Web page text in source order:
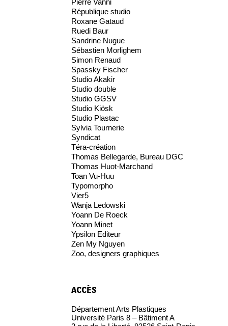
Pierre Vanni
République studio
Roxane Gataud
Ruedi Baur
Sandrine Nugue
Sébastien Morlighem
Simon Renaud
Spassky Fischer
Studio Akakir
Studio double
Studio GGSV
Studio Kiösk
Studio Plastac
Sylvia Tournerie
Syndicat
Téra-création
Thomas Bellegarde, Bureau DGC
Thomas Huot-Marchand
Toan Vu-Huu
Typomorpho
Vier5
Wanja Ledowski
Yoann De Roeck
Yoann Minet
Ypsilon Editeur
Zen My Nguyen
Zoo, designers graphiques
accès
Département Arts Plastiques
Université Paris 8 – Bâtiment A